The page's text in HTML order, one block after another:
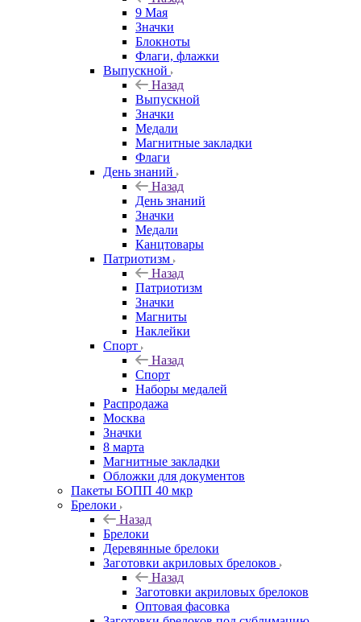
9 Мая
Значки
Блокноты
Флаги, флажки
Выпускной
Назад
Выпускной
Значки
Медали
Магнитные закладки
Флаги
День знаний
Назад
День знаний
Значки
Медали
Канцтовары
Патриотизм
Назад
Патриотизм
Значки
Магниты
Наклейки
Спорт
Назад
Спорт
Наборы медалей
Распродажа
Москва
Значки
8 марта
Магнитные закладки
Обложки для документов
Пакеты БОПП 40 мкр
Брелоки
Назад
Брелоки
Деревянные брелоки
Заготовки акриловых брелоков
Назад
Заготовки акриловых брелоков
Оптовая фасовка